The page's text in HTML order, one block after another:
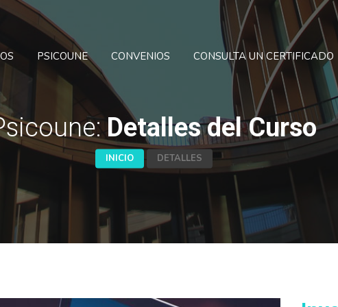
PSICOUNE CONVENIOS CONSULTA UN CERTIFICADO
Detalles del Curso
INICIO DETALLES